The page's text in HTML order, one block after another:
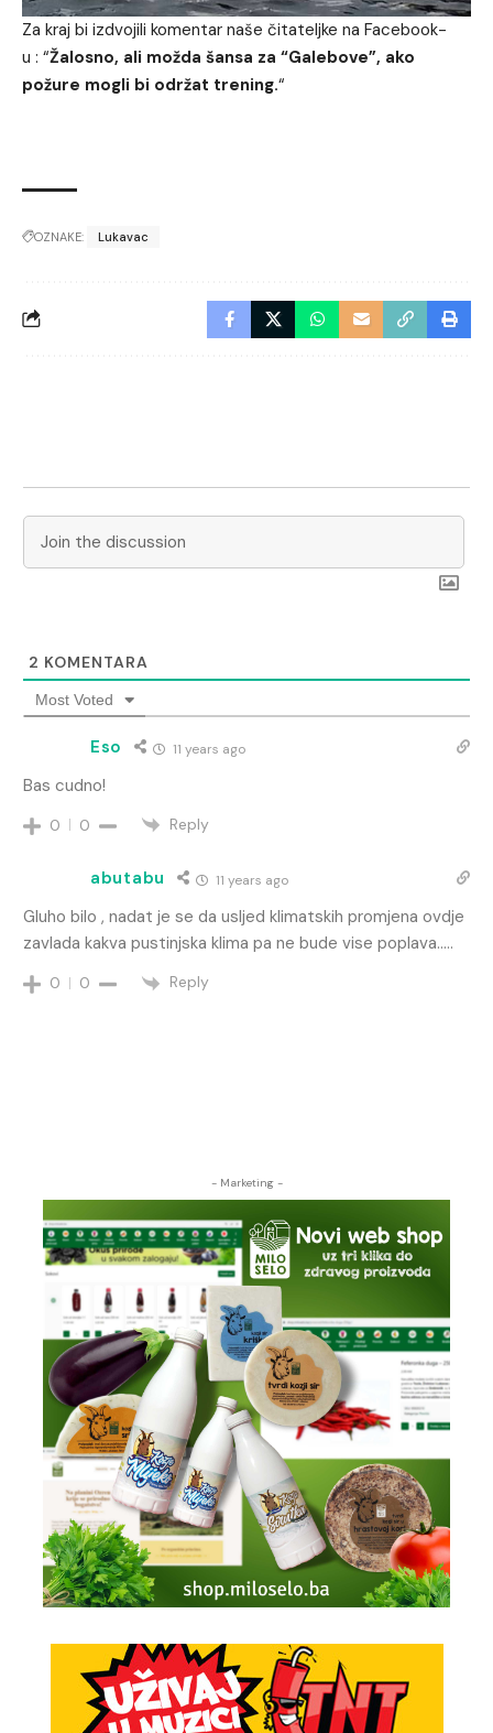
Za kraj bi izdvojili komentar naše čitateljke na Facebook-
u : “Žalosno, ali možda šansa za “Galebove”, ako
požure mogli bi održat trening.“
OZNAKE: Lukavac
2 KOMENTARA
Most Voted
Eso 11 years ago
Bas cudno!
0 0 Reply
abutabu 11 years ago
Gluho bilo , nadat je se da usljed klimatskih promjena ovdje
zavlada kakva pustinjska klima pa ne bude vise poplava…..
0 0 Reply
- Marketing -